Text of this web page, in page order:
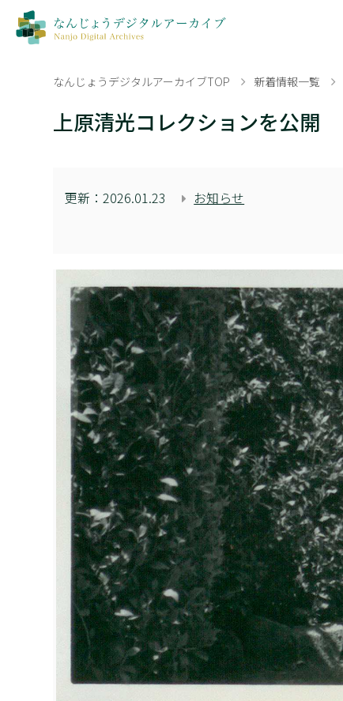
なんじょうデジタルアーカイブTOP 新着情報一覧
上原清光コレクションを公開
更新：2026.01.23 お知らせ